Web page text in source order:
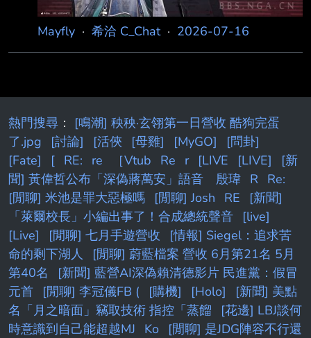
Mayfly · 希洽 C_Chat· 2026-07-16
熱門搜尋 ： [鳴潮] 秧秧·玄翎第一日營收 酷狗完蛋
了.jpg
[討論] [活俠 [母雞] [MyGO]
[問卦]
[Fate]
[ RE: re ［Vtub Re r [LIVE [LIVE]
[新
聞] 黃偉哲公布「深偽蔣萬安」語音 殷瑋 R
Re:
[閒聊] 米池是罪大惡極嗎
[閒聊] Josh RE
[新聞]
「萊爾校長」小編出事了！合成總統聲音
[live]
[Live]
[閒聊] 七月手遊營收
[情報] Siegel：追求苦
命的剩下湖人
[閒聊] 蔚藍檔案 營收 6月第21名 5月
第40名
[新聞] 藍營AI深偽賴清德影片 民進黨：假冒
元首
[閒聊] 李冠儀FB ( [購機] [Holo]
[新聞] 美點
名「月之暗面」竊取技術 指控「蒸餾
[花邊] LBJ談何
時意識到自己能超越MJ
Ko
[閒聊] 是JDG陣容不行還